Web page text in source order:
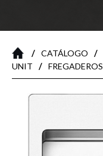
/ CATÁLOGO /
UNIT
/ FREGADEROS